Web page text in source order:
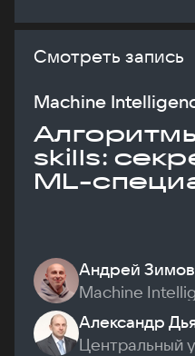
Смотреть запись
Machine
skills:
ML-
Андрей
Machine
Александр
Центральный